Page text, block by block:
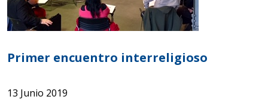
Primer encuentro interreligioso
13 Junio 2019